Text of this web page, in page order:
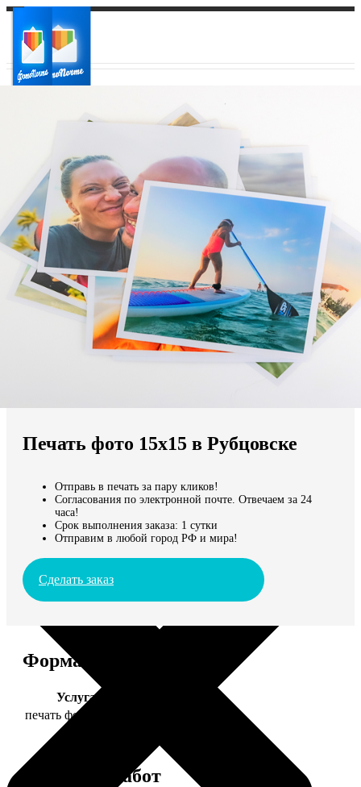
Ваш регион доставки
Выберите из списка:
Мы доставляем по всему миру
Продолжить без города
Печать фото 15х15 в Рубцовске
Отправь в печать за пару кликов!
Согласования по электронной почте. Отвечаем за 24
часа!
Срок выполнения заказа: 1 сутки
Отправим в любой город РФ и мира!
Сделать заказ
Форматы и цены
Услуга
печать фото 15х15
Примеры работ